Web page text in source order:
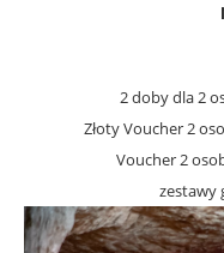
2 doby dla 2
Złoty Voucher 2
Voucher 2
zestawy